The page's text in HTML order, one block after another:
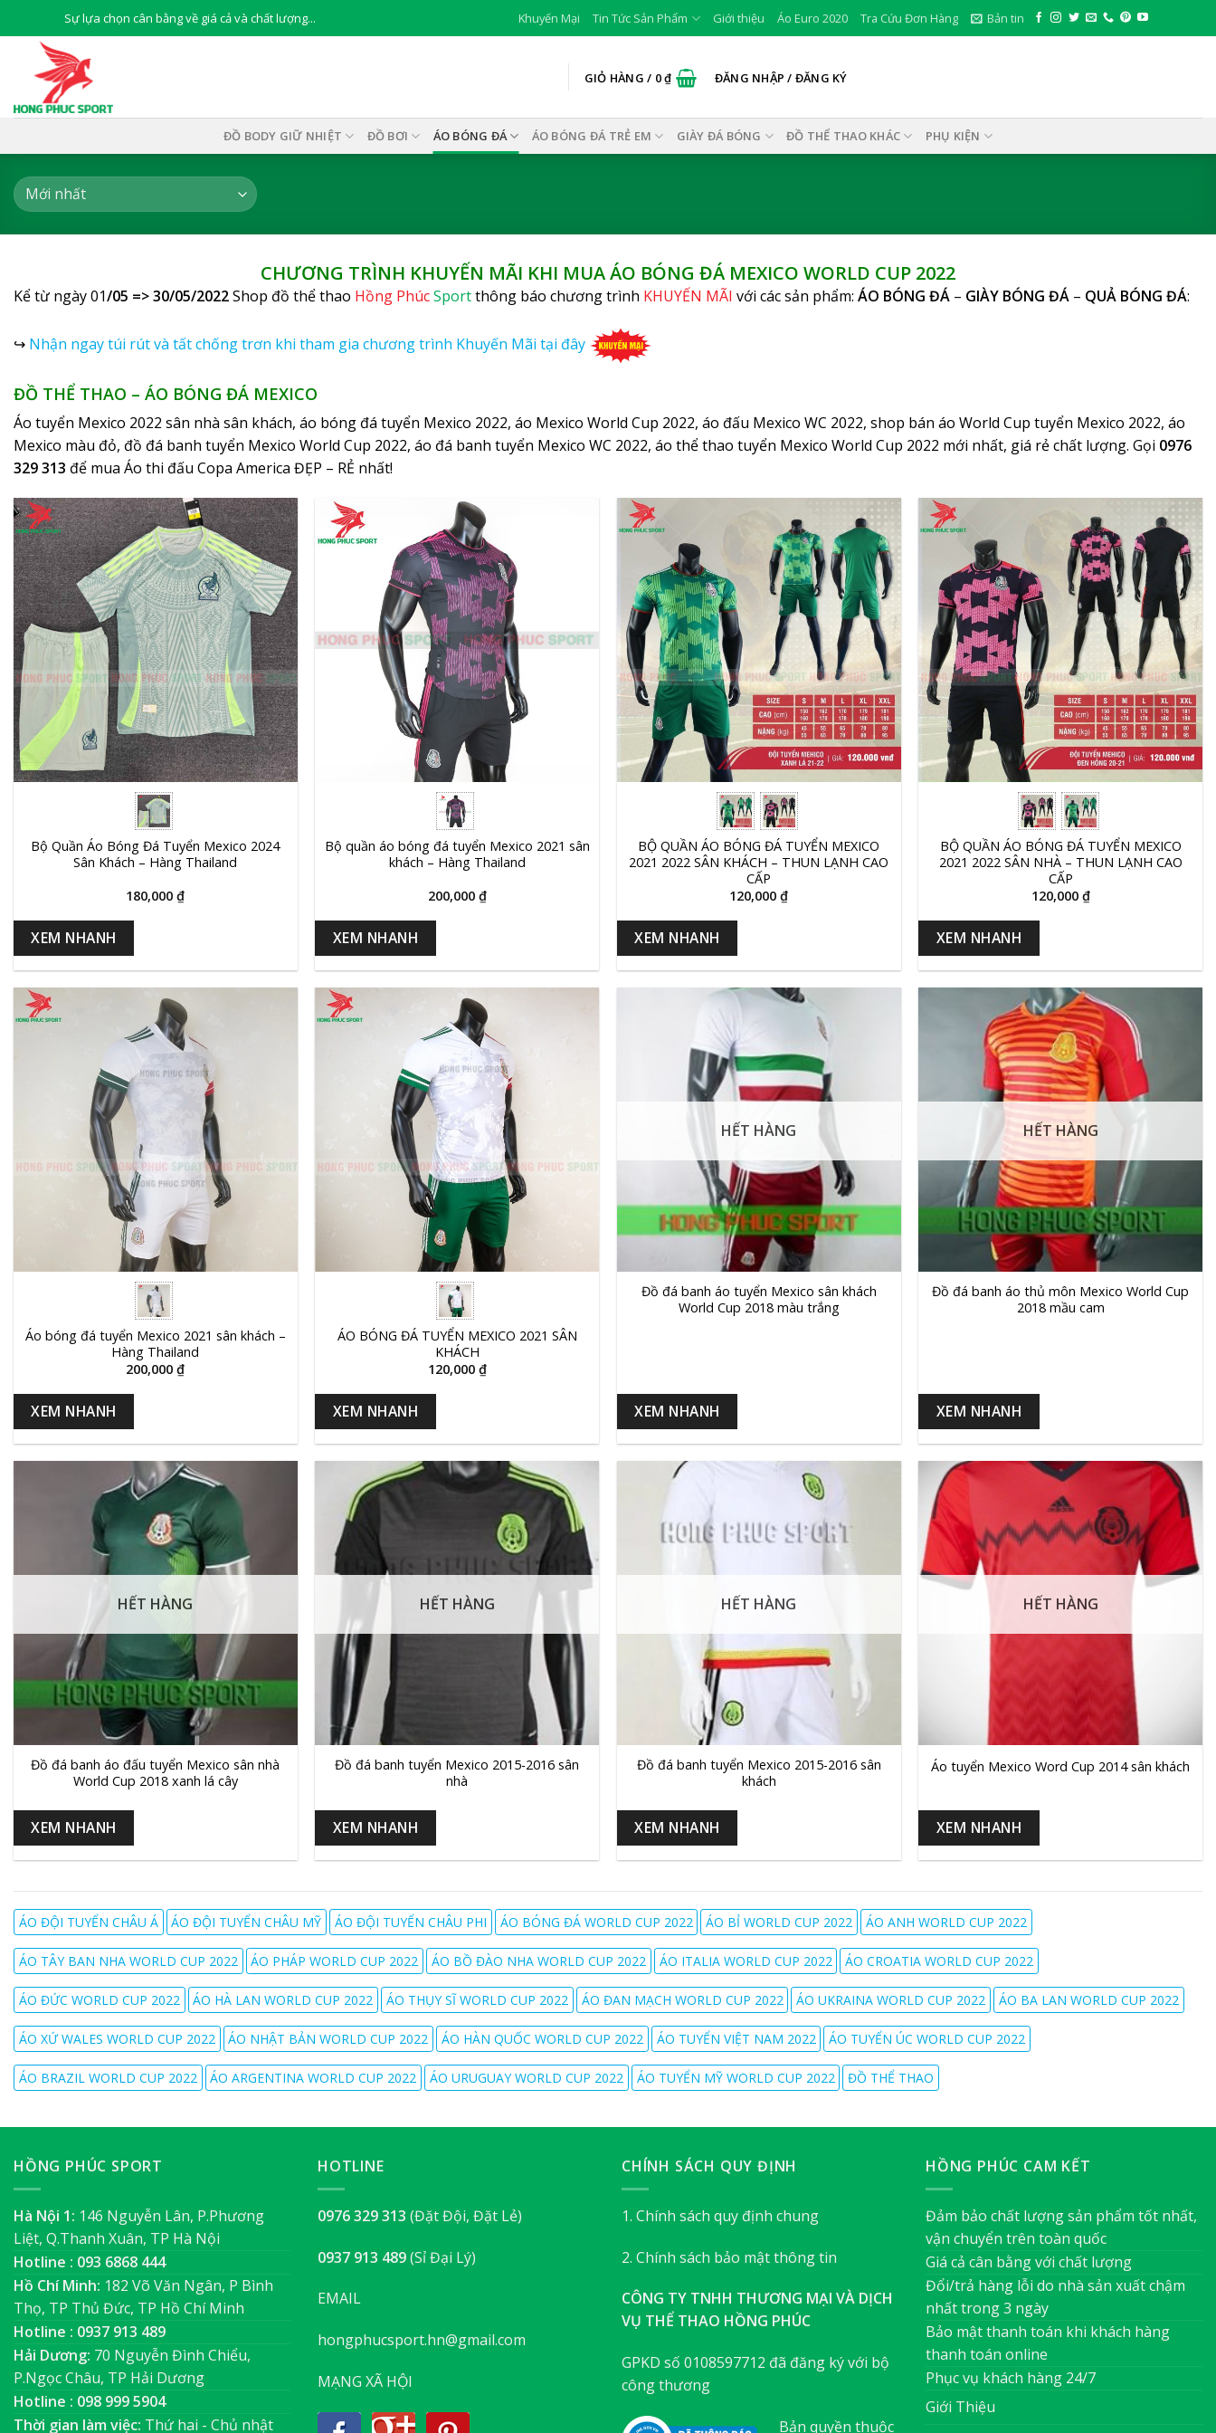
to
content
Sự lựa chọn cân bằng về giá cả và chất lượng... Khuyến Mại Tin Tức Sản Phẩm Giới thiệu Áo Euro 2020 Tra Cứu Đơn Hàng Bản tin
GIỎ HÀNG / 0₫ ĐĂNG NHẬP / ĐĂNG KÝ
ĐỒ BODY GIỮ NHIỆT ĐỒ BƠI ÁO BÓNG ĐÁ ÁO BÓNG ĐÁ TRẺ EM GIÀY ĐÁ BÓNG ĐỒ THỂ THAO KHÁC PHỤ KIỆN
CHƯƠNG TRÌNH KHUYẾN MÃI KHI MUAÁO BÓNG ĐÁ MEXICO WORLD CUP 2022
Kể từ ngày 01/05 => 30/05/2022Shop đồ thể thao Hồng PhúcSportthông báo chương trình KHUYẾN MÃI với các sản phẩm: ÁO BÓNG ĐÁ – GIÀY BÓNG ĐÁ – QUẢ BÓNG ĐÁ:
↪ Nhận ngay túi rút và tất chống trơn khi tham gia chương trình Khuyến Mãi tại đây
ĐỒ THỂ THAO – ÁO BÓNG ĐÁ MEXICO
Áo tuyển Mexico 2022 sân nhà sân khách, áo bóng đá tuyển Mexico 2022, áo Mexico World Cup 2022, áo đấu Mexico WC 2022, shop bán áo World Cup tuyển Mexico 2022, áo
Mexico màu đỏ, đồ đá banh tuyển Mexico World Cup 2022, áo đá banh tuyển Mexico WC 2022, áo thể thao tuyển Mexico World Cup 2022 mới nhất, giá rẻ chất lượng. Gọi 0976
329 313 để mua Áo thi đấu Copa America ĐẸP – RẺ nhất!
+
Bộ Quần Áo Bóng Đá Tuyển Mexico 2024
Sân Khách – Hàng Thailand
180,000₫
XEM NHANH
Bộ quần áo bóng đá tuyển Mexico 2021 sân
khách – Hàng Thailand
200,000 ₫
XEM NHANH
+
BỘ QUẦN ÁO BÓNG ĐÁ TUYỂN MEXICO
2021 2022 SÂN KHÁCH – THUN LẠNH CAO
CẤP
120,000₫
XEM NHANH
+
BỘ QUẦN ÁO BÓNG ĐÁ TUYỂN MEXICO
2021 2022 SÂN NHÀ – THUN LẠNH CAO
CẤP
120,000 ₫
XEM NHANH
Áo bóng đá tuyển Mexico 2021 sân khách –
Hàng Thailand
200,000₫
XEM NHANH
ÁO BÓNG ĐÁ TUYỂN MEXICO 2021 SÂN
KHÁCH
120,000 ₫
XEM NHANH
HẾT HÀNG
Đồ đá banh áo tuyển Mexico sân khách
World Cup 2018 màu trắng
XEM NHANH
HẾT HÀNG
Đồ đá banh áo thủ môn Mexico World Cup
2018 mầu cam
XEM NHANH
HẾT HÀNG
Đồ đá banh áo đấu tuyển Mexico sân nhà
World Cup 2018 xanh lá cây
XEM NHANH
+
HẾT HÀNG
Đồ đá banh tuyển Mexico 2015-2016 sân
nhà
XEM NHANH
HẾT HÀNG
Đồ đá banh tuyển Mexico 2015-2016 sân
khách
XEM NHANH
HẾT HÀNG
Áo tuyển Mexico Word Cup 2014 sân khách
XEM NHANH
ÁO ĐỘI TUYỂN CHÂU Á ÁO ĐỘI TUYỂN CHÂU MỸ ÁO ĐỘI TUYỂN CHÂU PHI ÁO BÓNG ĐÁ WORLD CUP 2022 ÁO BỈ WORLD CUP 2022 ÁO ANH WORLD CUP 2022
ÁO TÂY BAN NHA WORLD CUP 2022 ÁO PHÁP WORLD CUP 2022 ÁO BỒ ĐÀO NHA WORLD CUP 2022 ÁO ITALIA WORLD CUP 2022 ÁO CROATIA WORLD CUP 2022
ÁO ĐỨC WORLD CUP 2022 ÁO HÀ LAN WORLD CUP 2022 ÁO THỤY SĨ WORLD CUP 2022 ÁO ĐAN MẠCH WORLD CUP 2022 ÁO UKRAINA WORLD CUP 2022 ÁO BA LAN WORLD CUP 2022
ÁO XỨ WALES WORLD CUP 2022 ÁO NHẬT BẢN WORLD CUP 2022 ÁO HÀN QUỐC WORLD CUP 2022 ÁO TUYỂN VIỆT NAM 2022 ÁO TUYỂN ÚC WORLD CUP 2022
ÁO BRAZIL WORLD CUP 2022 ÁO ARGENTINA WORLD CUP 2022 ÁO URUGUAY WORLD CUP 2022 ÁO TUYỂN MỸ WORLD CUP 2022 ĐỒ THỂ THAO
HỒNG PHÚC SPORT
Hà Nội 1: 146 Nguyễn Lân, P.Phương
Liệt, Q.Thanh Xuân, TP Hà Nội
Hotline : 093 6868 444
Hồ Chí Minh: 182 Võ Văn Ngân, P Bình
Thọ, TP Thủ Đức, TP Hồ Chí Minh
Hotline : 0937 913 489
Hải Dương: 70 Nguyễn Đình Chiểu,
P.Ngọc Châu, TP Hải Dương
Hotline : 098 999 5904
Thời gian làm việc: Thứ hai - Chủ nhật
HOTLINE
0976 329 313 (Đặt Đội, Đặt Lẻ)
0937 913 489(Sỉ Đại Lý)
EMAIL
hongphucsport.hn@gmail.com
MẠNG XÃ HỘI
CHÍNH SÁCH QUY ĐỊNH
1. Chính sách quy định chung
2. Chính sách bảo mật thông tin
CÔNG TY TNHH THƯƠNG MẠI VÀ DỊCH
VỤ THỂ THAO HỒNG PHÚC
GPKD số 0108597712 đã đăng ký với bộ
công thương
Bản quyền thuộc
HỒNG PHÚC CAM KẾT
Đảm bảo chất lượng sản phẩm tốt nhất,
vận chuyển trên toàn quốc
Giá cả cân bằng với chất lượng
Đổi/trả hàng lỗi do nhà sản xuất chậm
nhất trong 3 ngày
Bảo mật thanh toán khi khách hàng
thanh toán online
Phục vụ khách hàng 24/7
Giới Thiệu